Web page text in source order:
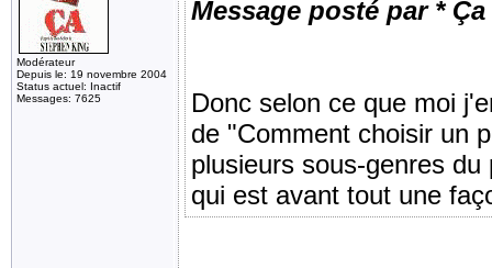
Modérateur
Depuis le: 19 novembre 2004
Status actuel: Inactif
Messages: 7625
Message posté par * Ça
Donc selon ce que moi
de "Comment choisir un
plusieurs sous-genres
qui est avant tout une